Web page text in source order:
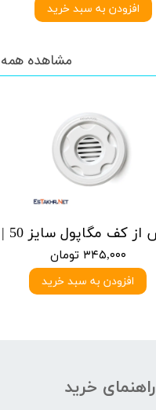
افزودن به سبد خرید
۳۴۵,۰۰۰ تومان
افزودن به سبد خرید
مشاهده همه
راهنمای خرید